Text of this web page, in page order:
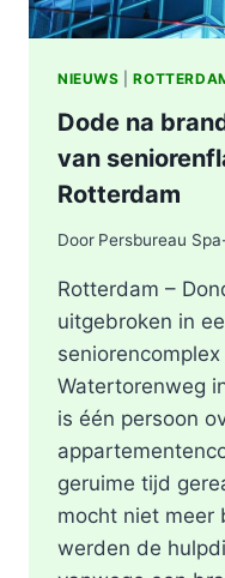
NIEUWS |
Dode na
van
Rotterdam
Door Persbureau
Rotterdam –
uitgebroken in
Watertorenweg
is één persoon
geruime tijd
mocht niet meer
werden de